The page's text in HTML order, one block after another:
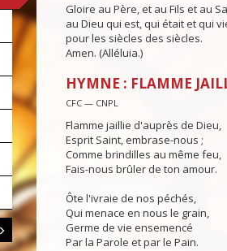
Gloire au Père, et au Fils et au
au Dieu qui est, qui était et qui
pour les siècles des siècles.
Amen. (Alléluia.)
HYMNE : FLAMME
CFC — CNPL
Flamme jaillie d'auprès de Dieu,
Esprit Saint, embrase-nous ;
Comme brindilles au même feu,
Fais-nous brûler de ton amour.
Ôte l'ivraie de nos péchés,
Qui menace en nous le grain,
Germe de vie ensemencé
Par la Parole et par le Pain.